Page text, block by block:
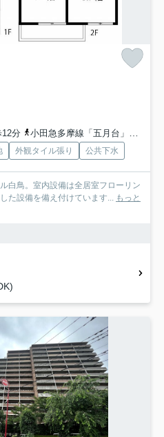
分
小田急多摩線「五月台」駅 徒歩12分
外観タイル張り 公共下水
白鳥。室内設備は全居室フローリン
た設備を備え付けています... もっと